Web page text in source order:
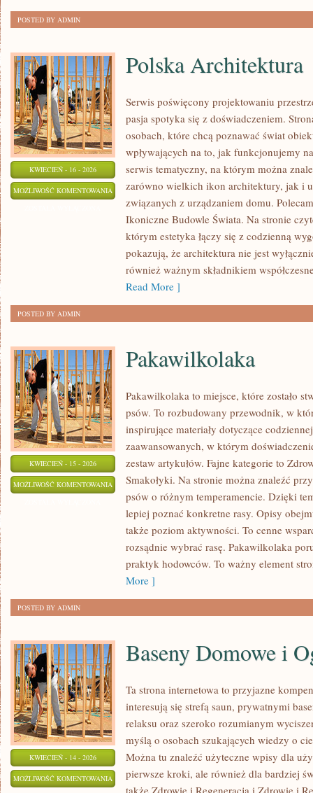
POSTED BY ADMIN
KWIECIEŃ - 16 - 2026
MOŻLIWOŚĆ KOMENTOWANIA POLSKA
ARCHITEKTURA
Polska Architektura
Serwis poświęcony projektowaniu
pasja spotyka się z doświadczeniem.
osobach, które chcą poznawać świat
wpływających na to, jak funkcjonujemy
serwis tematyczny, na którym można
zarówno wielkich ikon architektury, jak i
związanych z urządzaniem domu.
Ikoniczne Budowle Świata. Na stronie
którym estetyka łączy się z codzienną
pokazują, że architektura nie jest
również ważnym składnikiem
Read More ]
POSTED BY ADMIN
KWIECIEŃ - 15 - 2026
MOŻLIWOŚĆ KOMENTOWANIA PAKAWILKOLAKA
Pakawilkolaka
Pakawilkolaka to miejsce, które zostało
psów. To rozbudowany przewodnik, w
inspirujące materiały dotyczące
zaawansowanych, w którym
zestaw artykułów. Fajne kategorie to
Smakołyki. Na stronie można znaleźć
psów o różnym temperamencie. Dzięki
lepiej poznać konkretne rasy. Opisy
także poziom aktywności. To cenne
rozsądnie wybrać rasę. Pakawilkolaka
praktyk hodowców. To ważny element
More ]
POSTED BY ADMIN
KWIECIEŃ - 14 - 2026
MOŻLIWOŚĆ KOMENTOWANIA BASENY
Baseny Domowe i
Ta strona internetowa to przyjazne
interesują się strefą saun, prywatnymi
relaksu oraz szeroko rozumianym
myślą o osobach szukających wiedzy o
Można tu znaleźć użyteczne wpisy dla
pierwsze kroki, ale również dla bardziej
także Zdrowie i Regeneracja i Zdrowie i